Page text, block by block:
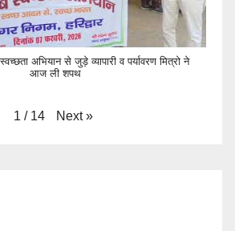
अभियान से जुड़े व्यापारी व पर्यावरण मित्रो ने
आज ली शपथ
1 / 14 Next »